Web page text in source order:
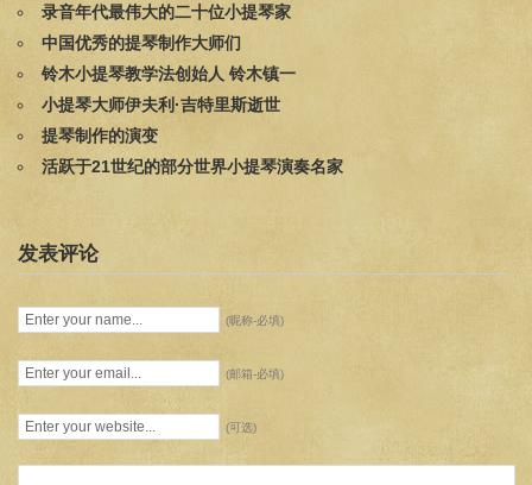
录音年代最伟大的二十位小提琴家
中国优秀的提琴制作大师们
铃木小提琴教学法创始人 铃木镇一
小提琴大师伊夫利·吉特里斯逝世
提琴制作的演变
活跃于21世纪的部分世界小提琴演奏名家
发表评论
(昵称-必填)
(邮箱-必填)
(可选)